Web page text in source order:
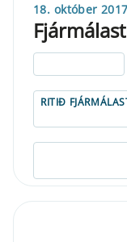
18. október 2017
RITIÐ